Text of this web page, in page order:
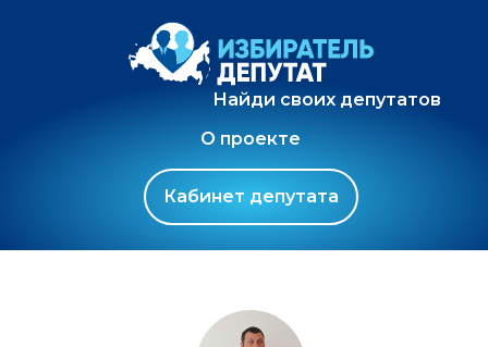
Найди своих депутатов
О проекте
Кабинет депутата